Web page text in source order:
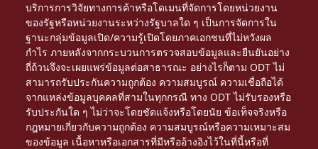
บริการการวิจัยทางการค้าหรือโดเมนที่จัดการโดยหน่วยงาน
ของรัฐหรือหน่วยงานระหว่างรัฐบาลใด ๆ เป็นการจัดการใน
ฐานะกลุ่มข้อมูลเปิด/ความรู้เปิดโดยภาคเอกชนที่ไม่หวังผล
กำไร ภายหลังจากกระบวนการตรวจสอบข้อมูลและยืนยันอย่าง
ถี่ถ้วนจึงจะเผยแพร่ข้อมูลต่อสาธารณะ อย่างไรก็ตาม ODT ไม่
สามารถรับประกันความถูกต้อง ความสมบูรณ์ ความเชื่อถือได้
จากแหล่งข้อมูลบุคคลที่สามในทุกกรณี ทาง ODT ไม่รับรองหรือ
รับประกันใด ๆ ไม่ว่าจะโดยชัดแจ้งหรือโดยนัย ข้อเท็จจริงหรือ
กฎหมายเกี่ยวกับความถูกต้อง ความสมบูรณ์หรือความเหมาะสม
ของข้อมูล เนื้อหาหรือเอกสารที่มีหรืออ้างอิงไว้ในที่นี้หรือที่